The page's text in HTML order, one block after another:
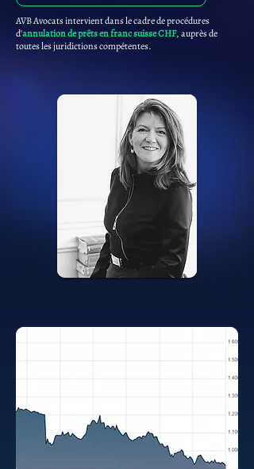
AVB Avocats intervient dans le cadre de procédures
d'annulation de prêts en franc suisse CHF, auprès de
toutes les juridictions compétentes.